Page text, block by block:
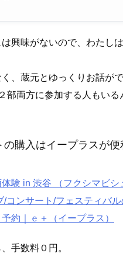
興味がないので、わたし
、蔵元とゆっくりお話がで
部両方に参加する人もいる
の購入はイープラスが便
験 in 渋谷 （フクシマビシ
/コンサート/フェスティバル
約｜ｅ＋（イープラス）
手数料０円。